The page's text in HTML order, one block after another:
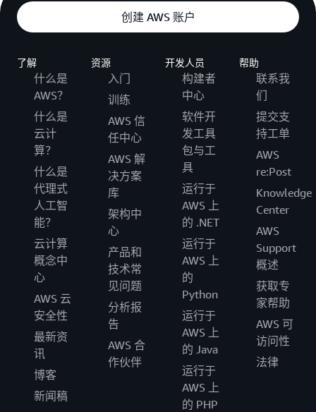
创建 AWS 账户
了解
什么是
AWS？
什么是
云计
算？
什么是
代理式
人工智
能？
云计算
概念中
心
AWS 云
安全性
最新资
讯
博客
新闻稿
资源
入门
训练
AWS 信
任中心
AWS 解
决方案
库
架构中
心
产品和
技术常
见问题
分析报
告
AWS 合
作伙伴
开发人员
构建者
中心
软件开
发工具
包与工
具
运行于
AWS 上
的 .NET
运行于
AWS 上
的
Python
运行于
AWS 上
的 Java
运行于
AWS 上
的 PHP
帮助
联系我
们
提交支
持工单
AWS
re:Post
Knowledge
Center
AWS
Support
概述
获取专
家帮助
AWS 可
访问性
法律